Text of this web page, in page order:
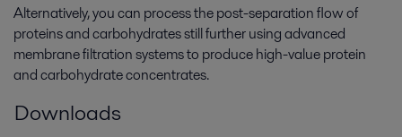
Alternatively, you can process the post-separation flow of
proteins and carbohydrates still further using advanced
membrane filtration systems to produce high-value protein
and carbohydrate concentrates.
Downloads